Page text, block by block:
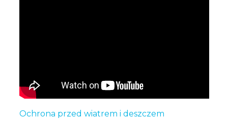
Ochrona przed wiatrem i deszczem